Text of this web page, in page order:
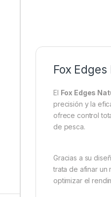
Fox
El Fox Edges
precisión y la
ofrece control
de pesca.
Gracias a su
trata de afinar
optimizar el